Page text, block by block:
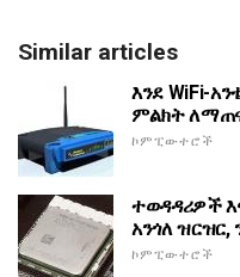
Similar articles
እንደ WiFi-
ምልክት
ኮምፒውተሮች
ተወዳዳሪዎች
አንጎለ
ኮምፒውተሮች